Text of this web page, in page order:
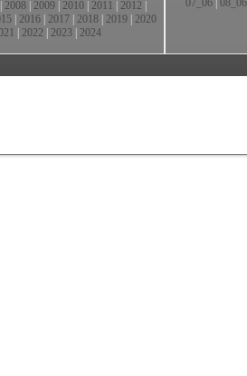
2008 2009 2010 2011 2012
2016 2017 2018 2019 2020
2022 2023| 2024
07_06 08_06